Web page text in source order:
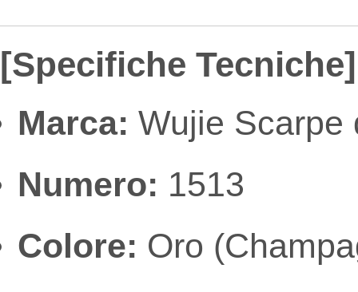
[Specifiche Tecniche]
Marca: Wujie Scarpe
Numero: 1513
Colore: Oro